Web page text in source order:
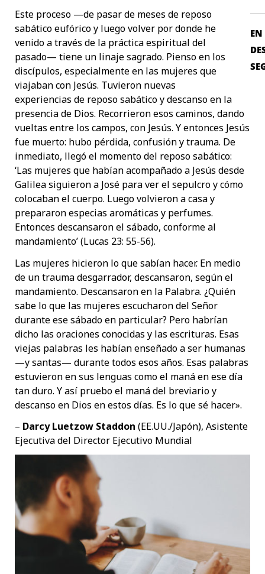
Este proceso —de pasar de meses de reposo
sabático eufórico y luego volver por donde he
venido a través de la práctica espiritual del
pasado— tiene un linaje sagrado. Pienso en los
discípulos, especialmente en las mujeres que
viajaban con Jesús. Tuvieron nuevas
experiencias de reposo sabático y descanso en la
presencia de Dios. Recorrieron esos caminos, dando
vueltas entre los campos, con Jesús. Y entonces Jesús
fue muerto: hubo pérdida, confusión y trauma. De
inmediato, llegó el momento del reposo sabático:
‘Las mujeres que habían acompañado a Jesús desde
Galilea siguieron a José para ver el sepulcro y cómo
colocaban el cuerpo. Luego volvieron a casa y
prepararon especias aromáticas y perfumes.
Entonces descansaron el sábado, conforme al
mandamiento’ (Lucas 23: 55-56).
Las mujeres hicieron lo que sabían hacer. En medio
de un trauma desgarrador, descansaron, según el
mandamiento. Descansaron en la Palabra. ¿Quién
sabe lo que las mujeres escucharon del Señor
durante ese sábado en particular? Pero habrían
dicho las oraciones conocidas y las escrituras. Esas
viejas palabras les habían enseñado a ser humanas
—y santas— durante todos esos años. Esas palabras
estuvieron en sus lenguas como el maná en ese día
tan duro. Y así pruebo el maná del breviario y
descanso en Dios en estos días. Es lo que sé hacer».
– Darcy Luetzow Staddon (EE.UU./Japón), Asistente
Ejecutiva del Director Ejecutivo Mundial